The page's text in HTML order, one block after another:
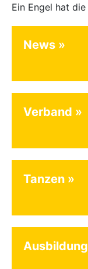
News
Verband
Tanzen
Ausbildung